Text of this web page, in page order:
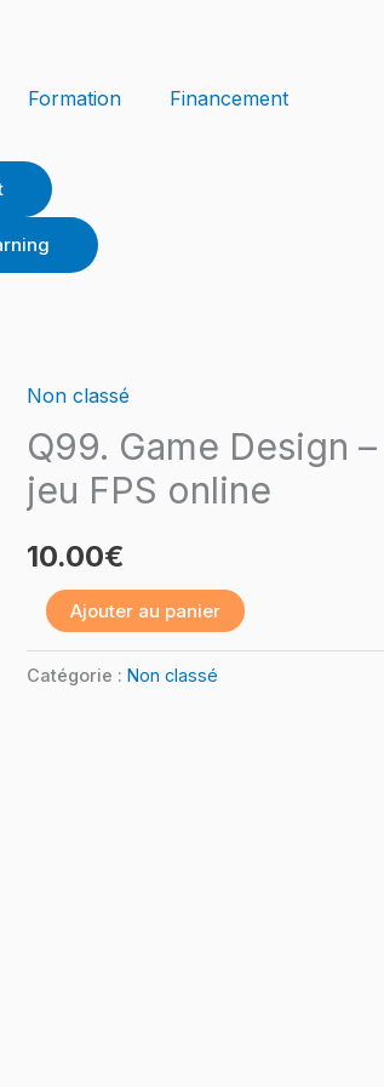
Formation Financement
Non classé
Q99. Game Design
jeu FPS online
10.00€
quantité
de
Q99.
Game
Design
Unity
Créer
un
Ajouter au panier
Catégorie : Non classé